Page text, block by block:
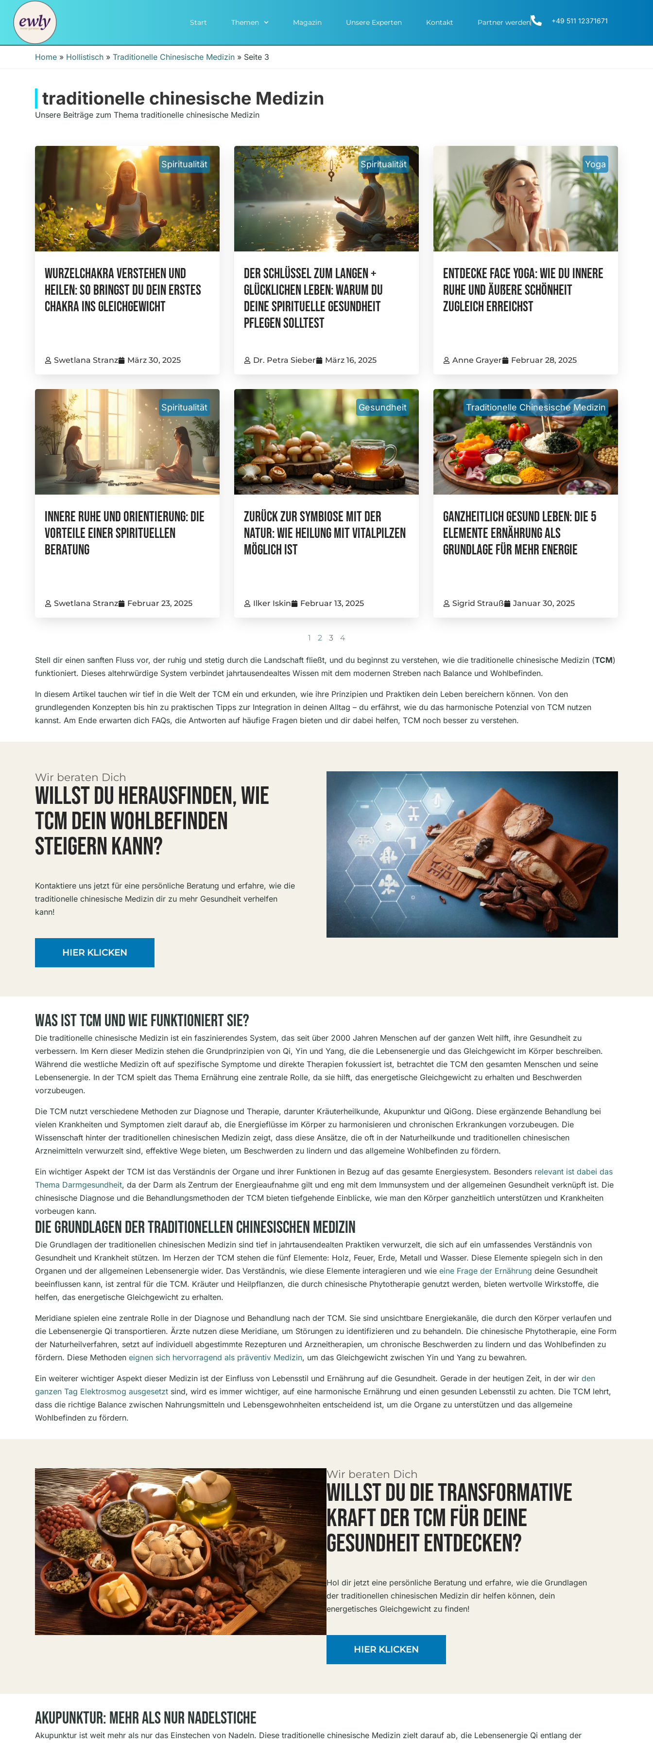
Start Themen Magazin Unsere Experten Kontakt Partner werden +49 511 12371671
Home » Hollistisch » Traditionelle Chinesische Medizin » Seite 3
traditionelle chinesische Medizin
Unsere Beiträge zum Thema traditionelle chinesische Medizin
Spiritualität
Wurzelchakra Verstehen Und
Heilen: So Bringst Du Dein Erstes
Chakra Ins Gleichgewicht
Swetlana Stranz März 30, 2025
Spiritualität
Der Schlüssel Zum Langen +
Glücklichen Leben: Warum Du
Deine Spirituelle Gesundheit
Pflegen Solltest
Dr. Petra Sieber März 16, 2025
Yoga
Entdecke Face Yoga: Wie Du Innere
Ruhe Und Äußere Schönheit
Zugleich Erreichst
Anne Grayer Februar 28, 2025
Spiritualität
Innere Ruhe Und Orientierung: Die
Vorteile Einer Spirituellen
Beratung
Swetlana Stranz Februar 23, 2025
Gesundheit
Zurück Zur Symbiose Mit Der
Natur: Wie Heilung Mit Vitalpilzen
Möglich Ist
Ilker Iskin Februar 13, 2025
Traditionelle Chinesische Medizin
Ganzheitlich Gesund Leben: Die 5
Elemente Ernährung Als
Grundlage Für Mehr Energie
Sigrid Strauß Januar 30, 2025
1 2 3 4
Stell dir einen sanften Fluss vor, der ruhig und stetig durch die Landschaft fließt, und du beginnst zu verstehen, wie die traditionelle chinesische Medizin (TCM)
funktioniert. Dieses altehrwürdige System verbindet jahrtausendealtes Wissen mit dem modernen Streben nach Balance und Wohlbefinden.
In diesem Artikel tauchen wir tief in die Welt der TCM ein und erkunden, wie ihre Prinzipien und Praktiken dein Leben bereichern können. Von den
grundlegenden Konzepten bis hin zu praktischen Tipps zur Integration in deinen Alltag – du erfährst, wie du das harmonische Potenzial von TCM nutzen
kannst. Am Ende erwarten dich FAQs, die Antworten auf häufige Fragen bieten und dir dabei helfen, TCM noch besser zu verstehen.
Wir beraten Dich
WILLST DU HERAUSFINDEN, WIE
TCM DEIN WOHLBEFINDEN
STEIGERN KANN?
Kontaktiere uns jetzt für eine persönliche Beratung und erfahre, wie die
traditionelle chinesische Medizin dir zu mehr Gesundheit verhelfen
kann!
HIER KLICKEN
Was Ist TCM Und Wie Funktioniert Sie?
Die traditionelle chinesische Medizin ist ein faszinierendes System, das seit über 2000 Jahren Menschen auf der ganzen Welt hilft, ihre Gesundheit zu
verbessern. Im Kern dieser Medizin stehen die Grundprinzipien von Qi, Yin und Yang, die die Lebensenergie und das Gleichgewicht im Körper beschreiben.
Während die westliche Medizin oft auf spezifische Symptome und direkte Therapien fokussiert ist, betrachtet die TCM den gesamten Menschen und seine
Lebensenergie. In der TCM spielt das Thema Ernährung eine zentrale Rolle, da sie hilft, das energetische Gleichgewicht zu erhalten und Beschwerden
vorzubeugen.
Die TCM nutzt verschiedene Methoden zur Diagnose und Therapie, darunter Kräuterheilkunde, Akupunktur und QiGong. Diese ergänzende Behandlung bei
vielen Krankheiten und Symptomen zielt darauf ab, die Energieflüsse im Körper zu harmonisieren und chronischen Erkrankungen vorzubeugen. Die
Wissenschaft hinter der traditionellen chinesischen Medizin zeigt, dass diese Ansätze, die oft in der Naturheilkunde und traditionellen chinesischen
Arzneimitteln verwurzelt sind, effektive Wege bieten, um Beschwerden zu lindern und das allgemeine Wohlbefinden zu fördern.
Ein wichtiger Aspekt der TCM ist das Verständnis der Organe und ihrer Funktionen in Bezug auf das gesamte Energiesystem. Besonders relevant ist dabei das
Thema Darmgesundheit, da der Darm als Zentrum der Energieaufnahme gilt und eng mit dem Immunsystem und der allgemeinen Gesundheit verknüpft ist. Die
chinesische Diagnose und die Behandlungsmethoden der TCM bieten tiefgehende Einblicke, wie man den Körper ganzheitlich unterstützen und Krankheiten
vorbeugen kann.
Die Grundlagen Der Traditionellen Chinesischen Medizin
Die Grundlagen der traditionellen chinesischen Medizin sind tief in jahrtausendealten Praktiken verwurzelt, die sich auf ein umfassendes Verständnis von
Gesundheit und Krankheit stützen. Im Herzen der TCM stehen die fünf Elemente: Holz, Feuer, Erde, Metall und Wasser. Diese Elemente spiegeln sich in den
Organen und der allgemeinen Lebensenergie wider. Das Verständnis, wie diese Elemente interagieren und wie eine Frage der Ernährung deine Gesundheit
beeinflussen kann, ist zentral für die TCM. Kräuter und Heilpflanzen, die durch chinesische Phytotherapie genutzt werden, bieten wertvolle Wirkstoffe, die
helfen, das energetische Gleichgewicht zu erhalten.
Meridiane spielen eine zentrale Rolle in der Diagnose und Behandlung nach der TCM. Sie sind unsichtbare Energiekanäle, die durch den Körper verlaufen und
die Lebensenergie Qi transportieren. Ärzte nutzen diese Meridiane, um Störungen zu identifizieren und zu behandeln. Die chinesische Phytotherapie, eine Form
der Naturheilverfahren, setzt auf individuell abgestimmte Rezepturen und Arzneitherapien, um chronische Beschwerden zu lindern und das Wohlbefinden zu
fördern. Diese Methoden eignen sich hervorragend als präventiv Medizin, um das Gleichgewicht zwischen Yin und Yang zu bewahren.
Ein weiterer wichtiger Aspekt dieser Medizin ist der Einfluss von Lebensstil und Ernährung auf die Gesundheit. Gerade in der heutigen Zeit, in der wir den
ganzen Tag Elektrosmog ausgesetzt sind, wird es immer wichtiger, auf eine harmonische Ernährung und einen gesunden Lebensstil zu achten. Die TCM lehrt,
dass die richtige Balance zwischen Nahrungsmitteln und Lebensgewohnheiten entscheidend ist, um die Organe zu unterstützen und das allgemeine
Wohlbefinden zu fördern.
Wir beraten Dich
WILLST DU DIE TRANSFORMATIVE
KRAFT DER TCM FÜR DEINE
GESUNDHEIT ENTDECKEN?
Hol dir jetzt eine persönliche Beratung und erfahre, wie die Grundlagen
der traditionellen chinesischen Medizin dir helfen können, dein
energetisches Gleichgewicht zu finden!
HIER KLICKEN
Akupunktur: Mehr Als Nur Nadelstiche
Akupunktur ist weit mehr als nur das Einstechen von Nadeln. Diese traditionelle chinesische Medizin zielt darauf ab, die Lebensenergie Qi entlang der